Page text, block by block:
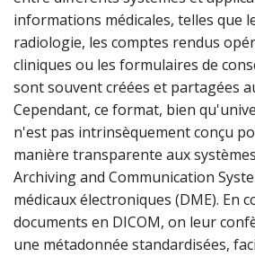
informations médicales, telles que
radiologie, les comptes rendus
cliniques ou les formulaires de
sont souvent créées et partagées
Cependant, ce format, bien
n'est pas intrinsèquement conçu
manière transparente aux
Archiving and Communication
médicaux électroniques (DME). En
documents en DICOM, on leur
une métadonnée standardisées,